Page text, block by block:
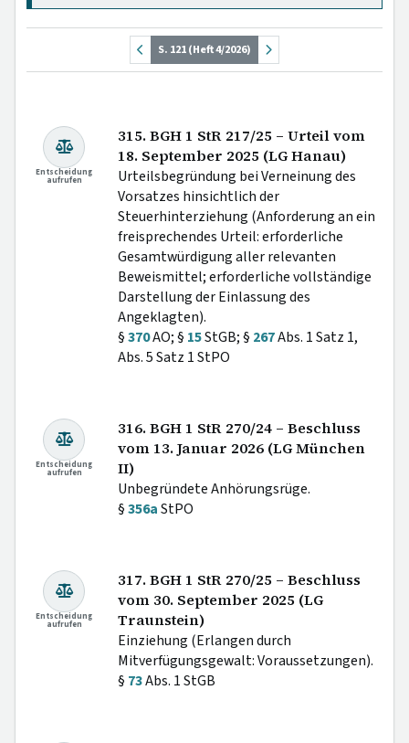
S. 121 (Heft 4/2026)
Entscheidung
aufrufen
315. BGH 1 StR 217/25 – Urteil vom
18. September 2025 (LG Hanau)
Urteilsbegründung bei Verneinung des
Vorsatzes hinsichtlich der
Steuerhinterziehung (Anforderung an ein
freisprechendes Urteil: erforderliche
Gesamtwürdigung aller relevanten
Beweismittel; erforderliche vollständige
Darstellung der Einlassung des
Angeklagten).
§370AO; § 15StGB; § 267Abs. 1 Satz 1,
Abs. 5 Satz 1 StPO
Entscheidung
aufrufen
316. BGH 1 StR 270/24 – Beschluss
vom 13. Januar 2026 (LG München
II)
Unbegründete Anhörungsrüge.
§356aStPO
Entscheidung
aufrufen
317. BGH 1 StR 270/25 – Beschluss
vom 30. September 2025 (LG
Traunstein)
Einziehung (Erlangen durch
Mitverfügungsgewalt: Voraussetzungen).
§ 73Abs. 1 StGB